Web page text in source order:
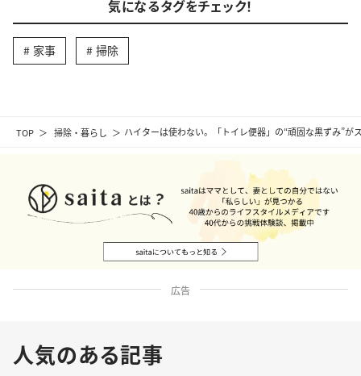
TOP 掃除・暮らし ハイターは使わない。「トイレ便器」の“頑固な黒ずみ”が
気になるタグをチェック！
家事 掃除
広告
人気のある記事